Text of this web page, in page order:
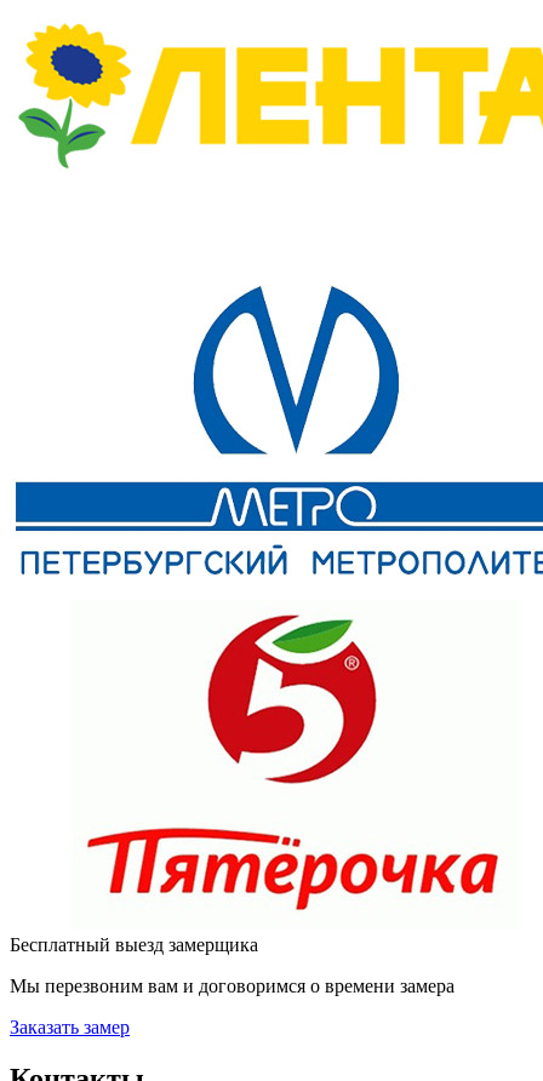
Бесплатный выезд замерщика
Мы перезвоним вам и договоримся о времени замера
Заказать замер